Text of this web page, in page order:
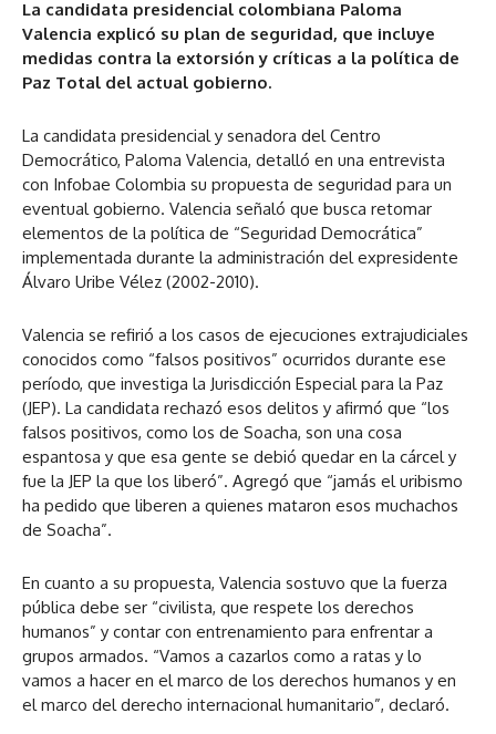
La candidata presidencial colombiana Paloma
Valencia explicó su plan de seguridad, que incluye
medidas contra la extorsión y críticas a la política de
Paz Total del actual gobierno.
La candidata presidencial y senadora del Centro
Democrático, Paloma Valencia, detalló en una entrevista
con Infobae Colombia su propuesta de seguridad para un
eventual gobierno. Valencia señaló que busca retomar
elementos de la política de “Seguridad Democrática”
implementada durante la administración del expresidente
Álvaro Uribe Vélez (2002-2010).
Valencia se refirió a los casos de ejecuciones extrajudiciales
conocidos como “falsos positivos” ocurridos durante ese
período, que investiga la Jurisdicción Especial para la Paz
(JEP). La candidata rechazó esos delitos y afirmó que “los
falsos positivos, como los de Soacha, son una cosa
espantosa y que esa gente se debió quedar en la cárcel y
fue la JEP la que los liberó”. Agregó que “jamás el uribismo
ha pedido que liberen a quienes mataron esos muchachos
de Soacha”.
En cuanto a su propuesta, Valencia sostuvo que la fuerza
pública debe ser “civilista, que respete los derechos
humanos” y contar con entrenamiento para enfrentar a
grupos armados. “Vamos a cazarlos como a ratas y lo
vamos a hacer en el marco de los derechos humanos y en
el marco del derecho internacional humanitario”, declaró.